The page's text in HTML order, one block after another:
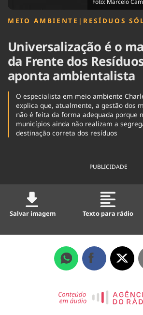
Foto: Marcelo
MEIO AMBIENTE | RESÍDUOS
Universalização é o
da Frente dos
aponta ambientalista
O especialista em meio ambiente
explica que, atualmente, a gestão dos
não é feita da forma adequada porque
municípios ainda não realizam a
destinação correta dos resíduos
PUBLICIDADE
Salvar imagem Texto para rádio